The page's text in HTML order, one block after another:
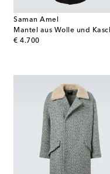
Saman Amel
Mantel aus Wolle und
€ 4.700
original price